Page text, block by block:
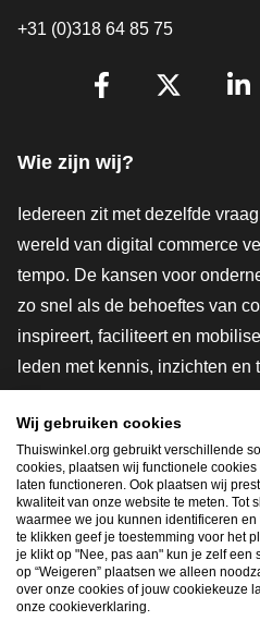
+31 (0)318 64 85 75
Volg je ons al?
Wie zijn wij?
Iedereen zit met dezelfde
wereld van digital commerce
tempo. De kansen voor
zo snel als de behoeftes van
inspireert, faciliteert en
leden met kennis, inzichten en
innovatievere toekomst. Dus
shoppen slimmer.
Lid worden
Snel navigeren
Wij gebruiken cookies
Thuiswinkel.org gebruikt verschillende
cookies, plaatsen wij functionele
laten functioneren. Ook plaatsen wij
kwaliteit van onze website te meten. Tot
waarmee we jou kunnen identificeren en
te klikken geef je toestemming voor het
je klikt op "Nee, pas aan" kun je zelf
op “Weigeren” plaatsen we alleen
over onze cookies of jouw cookiekeuze
onze cookieverklaring.